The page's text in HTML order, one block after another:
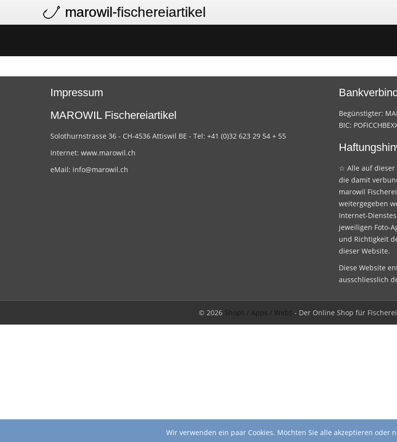
marowil-fischereiartikel
Impressum
MAROWIL Fischereiartikel
Solothurnstrasse 36 - CH-4536 Attiswil BE - Tel: +41 (0)32 623 29 54 + 55
Internet: www.marowil.ch
eMail: info@marowil.ch
Begünstigter:
BIC:
☆ Alle auf dieser
die damit
marowil
weitergegeben
Internet-
jeweiligen Foto-
und Richtigkeit
dieser Website.
Diese Website
ausschliesslich
© 2026 Shops / Apps / Webs - Der Online Shop für
Wir verwenden ein paar Cookies. Möchten Sie alle akzeptieren oder